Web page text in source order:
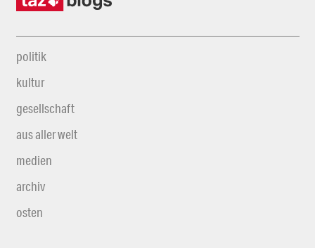
politik
kultur
gesellschaft
aus aller welt
medien
archiv
osten